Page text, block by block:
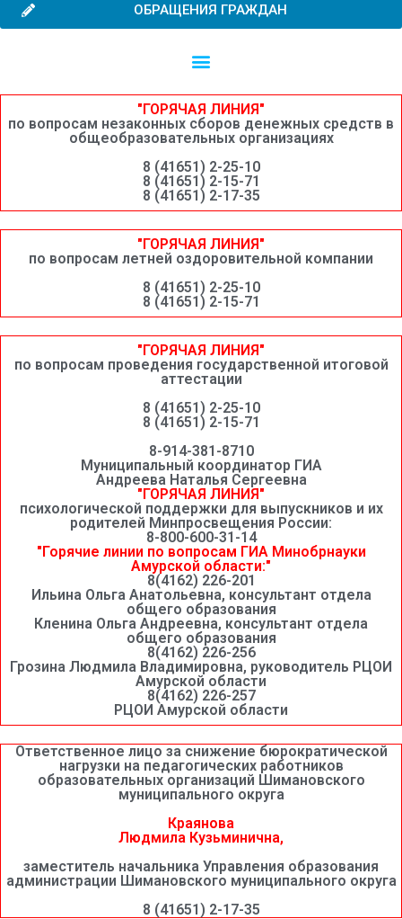
ОБРАЩЕНИЯ ГРАЖДАН
"ГОРЯЧАЯ ЛИНИЯ"
по вопросам незаконных сборов денежных средств в
общеобразовательных организациях
8 (41651) 2-25-10
8 (41651) 2-15-71
8 (41651) 2-17-35
"ГОРЯЧАЯ ЛИНИЯ"
по вопросам летней оздоровительной компании
8 (41651) 2-25-10
8 (41651) 2-15-71
"ГОРЯЧАЯ ЛИНИЯ"
по вопросам проведения государственной итоговой
аттестации
8 (41651) 2-25-10
8 (41651) 2-15-71
8-914-381-8710
Муниципальный координатор ГИА
Андреева Наталья Сергеевна
"ГОРЯЧАЯ ЛИНИЯ"
психологической поддержки для выпускников и их
родителей Минпросвещения России:
8-800-600-31-14
"Горячие линии по вопросам ГИА Минобрнауки
Амурской области:"
8(4162) 226-201
Ильина Ольга Анатольевна, консультант отдела
общего образования
Кленина Ольга Андреевна, консультант отдела
общего образования
8(4162) 226-256
Грозина Людмила Владимировна, руководитель РЦОИ
Амурской области
8(4162) 226-257
РЦОИ Амурской области
Ответственное лицо за снижение бюрократической
нагрузки на педагогических работников
образовательных организаций Шимановского
муниципального округа
Краянова
Людмила Кузьминична,
заместитель начальника Управления образования
администрации Шимановского муниципального округа
8 (41651) 2-17-35